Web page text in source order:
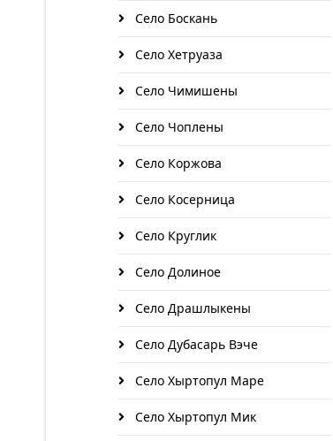
Село Боскань
Село Хетруаза
Село Чимишены
Село Чоплены
Село Коржова
Село Косерница
Село Круглик
Село Долиное
Село Драшлыкены
Село Дубасарь Вэче
Село Хыртопул Маре
Село Хыртопул Мик